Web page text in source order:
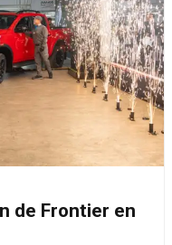
de Frontier en